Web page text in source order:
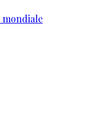
mondiale